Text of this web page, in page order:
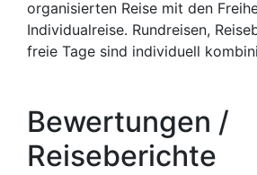
organisierten Reise mit den
Individualreise. Rundreisen,
freie Tage sind individuell
Bewertungen /
Reiseberichte